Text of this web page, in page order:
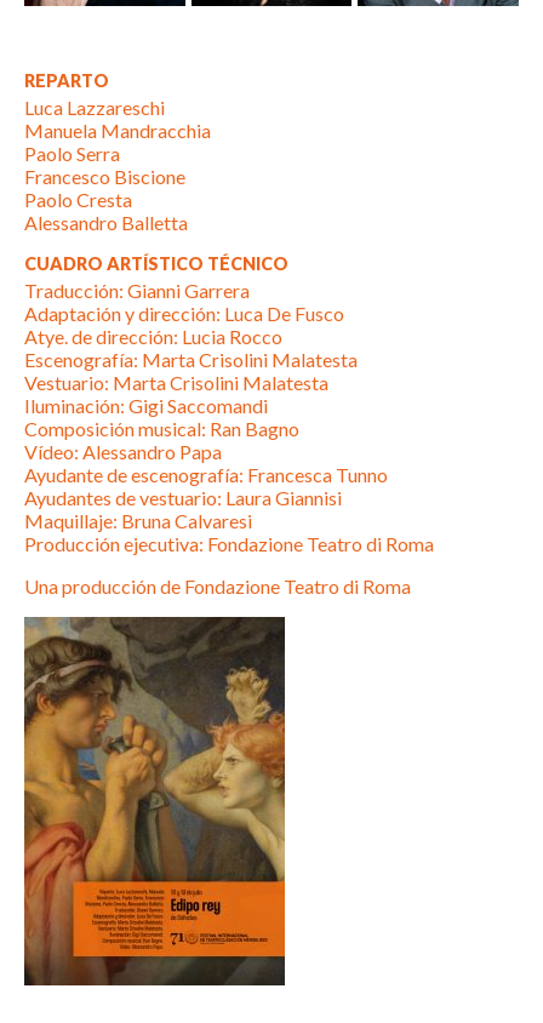
REPARTO
Luca Lazzareschi
Manuela Mandracchia
Paolo Serra
Francesco Biscione
Paolo Cresta
Alessandro Balletta
CUADRO ARTÍSTICO TÉCNICO
Traducción: Gianni Garrera
Adaptación y dirección: Luca De Fusco
Atye. de dirección: Lucia Rocco
Escenografía: Marta Crisolini Malatesta
Vestuario: Marta Crisolini Malatesta
Iluminación: Gigi Saccomandi
Composición musical: Ran Bagno
Vídeo: Alessandro Papa
Ayudante de escenografía: Francesca Tunno
Ayudantes de vestuario: Laura Giannisi
Maquillaje: Bruna Calvaresi
Producción ejecutiva: Fondazione Teatro di Roma
Una producción de Fondazione Teatro di Roma